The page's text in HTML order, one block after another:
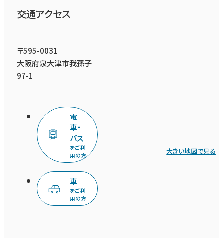
交通アクセス
〒595-0031
大阪府泉大津市我孫子
97-1
電
車・
バス
をご利
用の方
車
をご利
用の方
大きい地図で見る